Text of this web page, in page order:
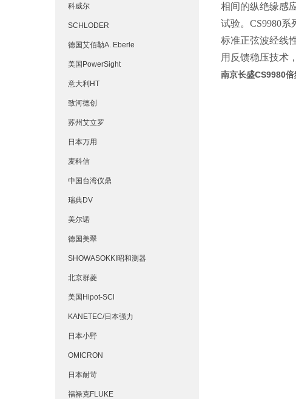
科威尔
SCHLODER
德国艾佰勒A. Eberle
美国PowerSight
意大利HT
致河德创
苏州艾立罗
日本万用
麦科信
中国台湾仪鼎
瑞典DV
美尔诺
德国美翠
SHOWASOKKI昭和测器
北京群菱
美国Hipot-SCl
KANETEC/日本强力
日本小野
OMICRON
日本耐苛
福禄克FLUKE
相间的纵绝缘感
试验。CS9980
标准正弦波经线
用反馈稳压技术
南京长盛CS9980